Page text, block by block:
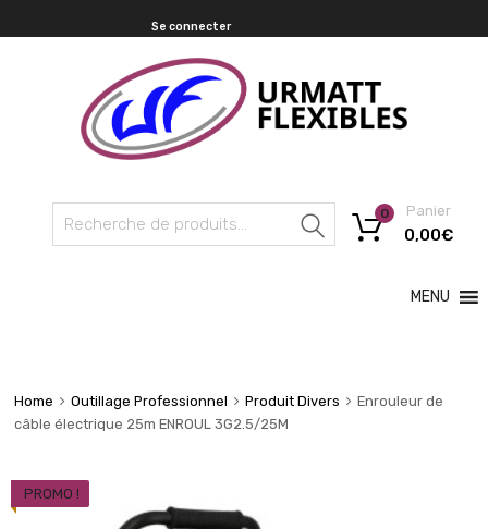
Se connecter
Recherche
Panier
0,00€
0
MENU
Home Outillage Professionnel Produit Divers
Enrouleur de
câble électrique 25m ENROUL 3G2.5/25M
PROMO !